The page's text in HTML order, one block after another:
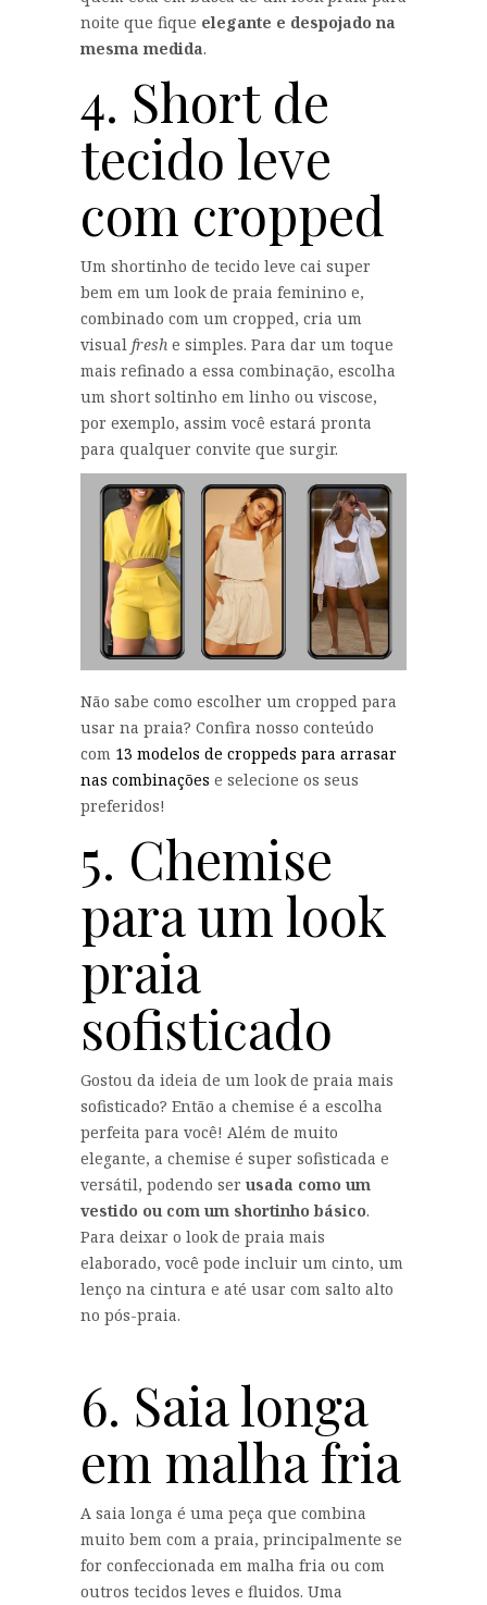
noite que fique elegante e despojado na
mesma medida.
4. Short de
tecido leve
com cropped
Um shortinho de tecido leve cai super
bem em um look de praia feminino e,
combinado com um cropped, cria um
visual fresh e simples. Para dar um toque
mais refinado a essa combinação, escolha
um short soltinho em linho ou viscose,
por exemplo, assim você estará pronta
para qualquer convite que surgir.
Não sabe como escolher um cropped para
usar na praia? Confira nosso conteúdo
com 13 modelos de croppeds para arrasar
nas combinações e selecione os seus
preferidos!
5. Chemise
para um look
praia
sofisticado
Gostou da ideia de um look de praia mais
sofisticado? Então a chemise é a escolha
perfeita para você! Além de muito
elegante, a chemise é super sofisticada e
versátil, podendo ser usada como um
vestido ou com um shortinho básico.
Para deixar o look de praia mais
elaborado, você pode incluir um cinto, um
lenço na cintura e até usar com salto alto
no pós-praia.
6. Saia longa
em malha fria
A saia longa é uma peça que combina
muito bem com a praia, principalmente se
for confeccionada em malha fria ou com
outros tecidos leves e fluidos. Uma